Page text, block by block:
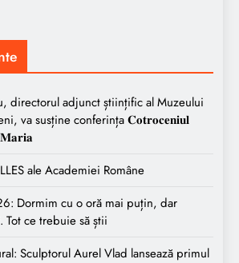
directorul adjunct științific al Muzeului
va susține conferința 𝐂𝐨𝐭𝐫𝐨𝐜𝐞𝐧𝐢𝐮𝐥
𝐌𝐚𝐫𝐢𝐚
ale Academiei Române
Dormim cu o oră mai puțin, dar
Tot ce trebuie să știi
Sculptorul Aurel Vlad lansează primul